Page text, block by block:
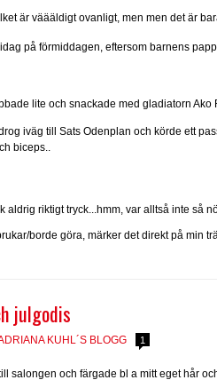
är väääldigt ovanligt, men men det är
på förmiddagen, eftersom barnens
lite och snackade med gladiatorn
iväg till Sats Odenplan och körde ett
biceps..
aldrig riktigt tryck...hmm, var alltså inte så
borde göra, märker det direkt på min
julgodis
KUHL´S BLOGG 1
salongen och färgade bl a mitt eget hår